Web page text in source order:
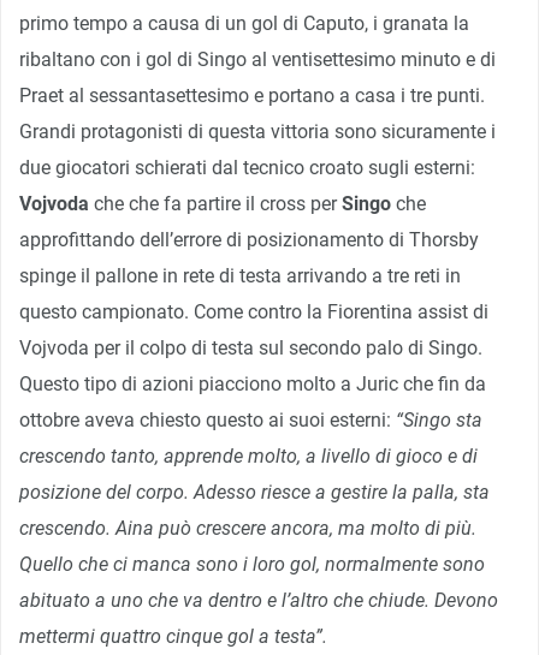
primo tempo a causa di un gol di Caputo, i granata la
ribaltano con i gol di Singo al ventisettesimo minuto e di
Praet al sessantasettesimo e portano a casa i tre punti.
Grandi protagonisti di questa vittoria sono sicuramente i
due giocatori schierati dal tecnico croato sugli esterni:
Vojvoda che che fa partire il cross perSingo che
approfittando dell’errore di posizionamento di Thorsby
spinge il pallone in rete di testa arrivando a tre reti in
questo campionato. Come contro la Fiorentina assist di
Vojvoda per il colpo di testa sul secondo palo di Singo.
Questo tipo di azioni piacciono molto a Juric che fin da
ottobre aveva chiesto questo ai suoi esterni: “Singo sta
crescendo tanto, apprende molto, a livello di gioco e di
posizione del corpo. Adesso riesce a gestire la palla, sta
crescendo. Aina può crescere ancora, ma molto di più.
Quello che ci manca sono i loro gol, normalmente sono
abituato a uno che va dentro e l’altro che chiude. Devono
mettermi quattro cinque gol a testa”.